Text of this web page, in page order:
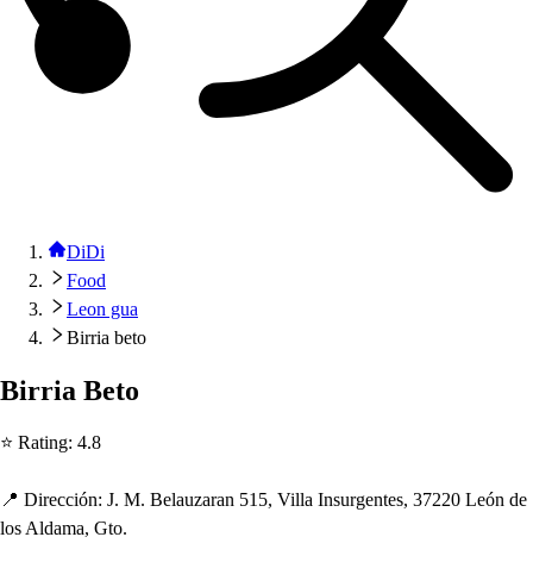
DiDi
Food
Leon gua
Birria beto
Birria Beto
⭐ Rating: 4.8
📍 Dirección: J. M. Belauzaran 515, Villa Insurgentes, 37220 León de
los Aldama, Gto.